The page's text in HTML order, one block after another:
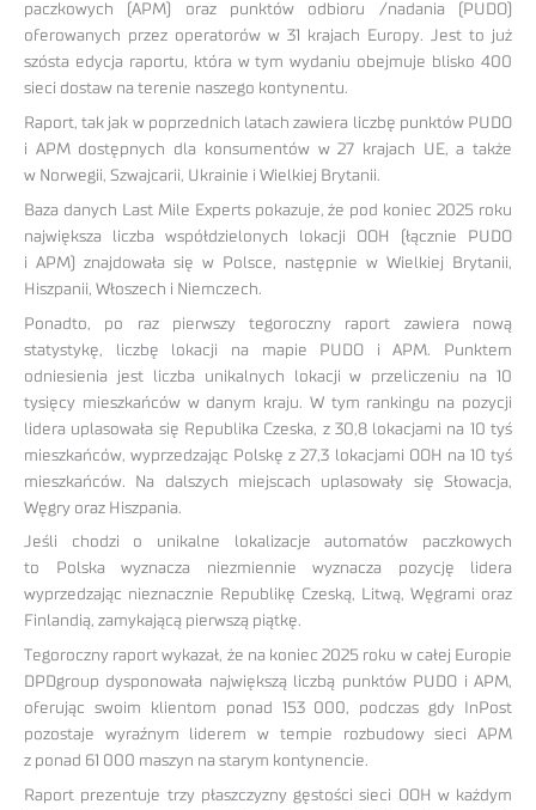
paczkowych (APM) oraz punktów odbioru /nadania (PUDO)
oferowanych przez operatorów w 31 krajach Europy. Jest to już
szósta edycja raportu, która w tym wydaniu obejmuje blisko 400
sieci dostaw na terenie naszego kontynentu.
Raport, tak jak w poprzednich latach zawiera liczbę punktów PUDO
i APM dostępnych dla konsumentów w 27 krajach UE, a także
w Norwegii, Szwajcarii, Ukrainie i Wielkiej Brytanii.
Baza danych Last Mile Experts pokazuje, że pod koniec 2025 roku
największa liczba współdzielonych lokacji OOH (łącznie PUDO
i APM) znajdowała się w Polsce, następnie w Wielkiej Brytanii,
Hiszpanii, Włoszech i Niemczech.
Ponadto, po raz pierwszy tegoroczny raport zawiera nową
statystykę, liczbę lokacji na mapie PUDO i APM. Punktem
odniesienia jest liczba unikalnych lokacji w przeliczeniu na 10
tysięcy mieszkańców w danym kraju. W tym rankingu na pozycji
lidera uplasowała się Republika Czeska, z 30,8 lokacjami na 10 tyś
mieszkańców, wyprzedzając Polskę z 27,3 lokacjami OOH na 10 tyś
mieszkańców. Na dalszych miejscach uplasowały się Słowacja,
Węgry oraz Hiszpania.
Jeśli chodzi o unikalne lokalizacje automatów paczkowych
to Polska wyznacza niezmiennie wyznacza pozycję lidera
wyprzedzając nieznacznie Republikę Czeską, Litwą, Węgrami oraz
Finlandią, zamykającą pierwszą piątkę.
Tegoroczny raport wykazał, że na koniec 2025 roku w całej Europie
DPDgroup dysponowała największą liczbą punktów PUDO i APM,
oferując swoim klientom ponad 153 000, podczas gdy InPost
pozostaje wyraźnym liderem w tempie rozbudowy sieci APM
z ponad 61 000 maszyn na starym kontynencie.
Raport prezentuje trzy płaszczyzny gęstości sieci OOH w każdym